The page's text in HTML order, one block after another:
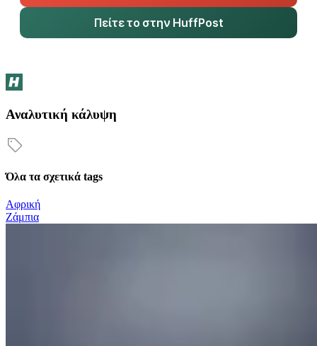
Πείτε το στην HuffPost
Αναλυτική κάλυψη
Όλα τα σχετικά tags
Αφρική
Ζάμπια